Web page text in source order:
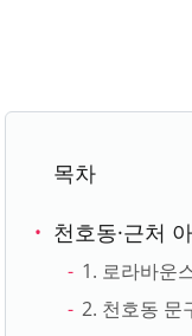
목차
천호동·근처
1. 로라바운
2. 천호동 문